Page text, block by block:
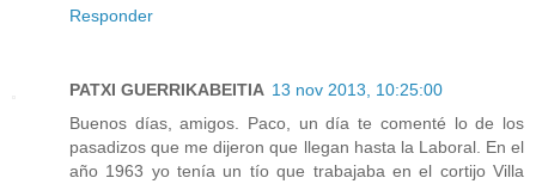
Responder
PATXI GUERRIKABEITIA 13 nov 2013, 10:25:00
Buenos días, amigos. Paco, un día te comenté lo de los
pasadizos que me dijeron que llegan hasta la Laboral. En el
año 1963 yo tenía un tío que trabajaba en el cortijo Villa